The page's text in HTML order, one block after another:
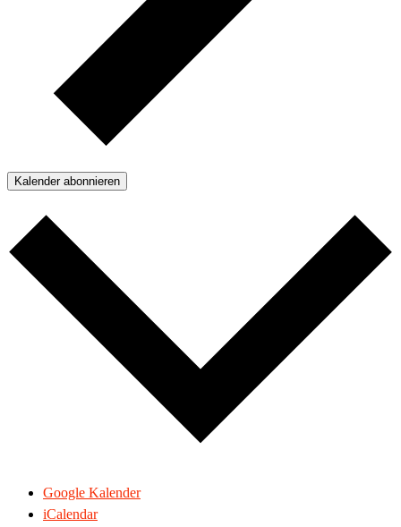
Kalender abonnieren
Google Kalender
iCalendar